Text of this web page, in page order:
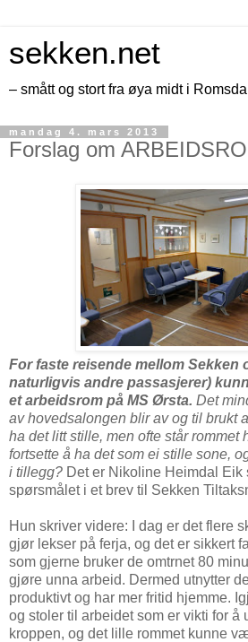
sekken.net
– smått og stort fra øya midt i
mandag 4. mars 2013
Forslag om
For faste reisende mellom Sekken
naturligvis andre passasjerer)
et arbeidsrom på MS Ørsta. Det
av hovedsalongen blir av og til brukt
ha det litt stille, men ofte står rommet
fortsette å ha det som ei stille sone,
i tillegg? Det er Nikoline Heimdal Eik
spørsmålet i et brev til Sekken
Hun skriver videre: I dag er det flere
gjør lekser på ferja, og det er sikkert
som gjerne bruker de omtrnet 80
gjøre unna arbeid. Dermed utnytter
produktivt og har mer fritid hjemme.
og stoler til arbeidet som er vikti for å
kroppen, og det lille rommet kunne